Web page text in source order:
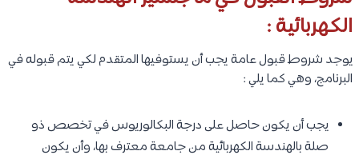
الكهربائية :
يوجد شروط قبول عامة يجب أن يستوفيها المتقدم لكي يتم قبوله في
البرنامج، وهي كما يلي :
يجب أن يكون حاصل على درجة البكالوريوس في تخصص ذو
صلة بالهندسة الكهربائية من جامعة معترف بها، وأن يكون